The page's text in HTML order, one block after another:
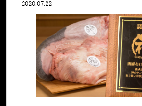
2020.07.22